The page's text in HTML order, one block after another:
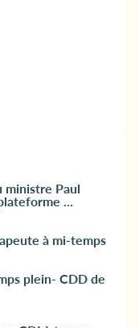
ministre Paul
...
à mi-temps
plein- CDD de